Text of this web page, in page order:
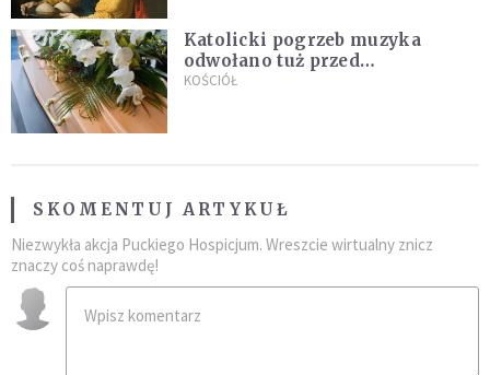
Katolicki pogrzeb muzyka
odwołano tuż przed
uroczystością. Powodem była
KOŚCIÓŁ
SKOMENTUJ ARTYKUŁ
Niezwykła akcja Puckiego Hospicjum. Wreszcie wirtualny znicz
znaczy coś naprawdę!